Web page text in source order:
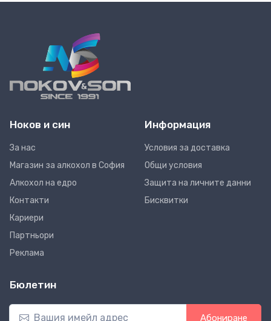
Ноков и син
За нас
Магазин за алкохол в София
Алкохол на едро
Контакти
Кариери
Партньори
Реклама
Информация
Условия за доставка
Общи условия
Защита на личните данни
Бисквитки
Бюлетин
Абониране